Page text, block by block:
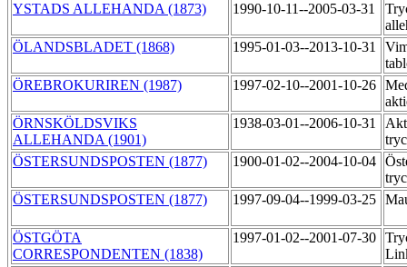
YSTADS ALLEHANDA (1873)
1990-10-11--2005-03-31
ÖLANDSBLADET (1868)
1995-01-03--2013-10-31
ÖREBROKURIREN (1987)
1997-02-10--2001-10-26
ÖRNSKÖLDSVIKS
ALLEHANDA (1901)
1938-03-01--2006-10-31
ÖSTERSUNDSPOSTEN (1877)
1900-01-02--2004-10-04
ÖSTERSUNDSPOSTEN (1877)
1997-09-04--1999-03-25
ÖSTGÖTA
CORRESPONDENTEN (1838)
1997-01-02--2001-07-30